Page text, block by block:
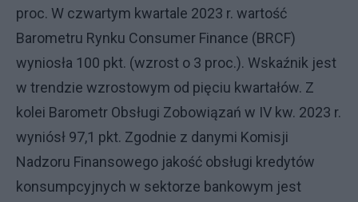
proc. W czwartym kwartale 2023 r. wartość
Barometru Rynku Consumer Finance (BRCF)
wyniosła 100 pkt. (wzrost o 3 proc.). Wskaźnik jest
w trendzie wzrostowym od pięciu kwartałów. Z
kolei Barometr Obsługi Zobowiązań w IV kw. 2023 r.
wyniósł 97,1 pkt. Zgodnie z danymi Komisji
Nadzoru Finansowego jakość obsługi kredytów
konsumpcyjnych w sektorze bankowym jest